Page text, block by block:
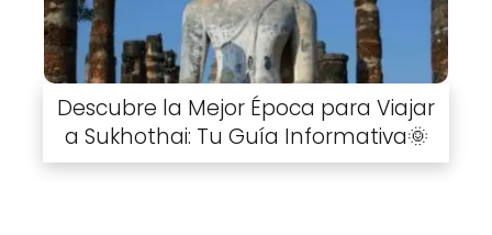
Descubre la Mejor Época para Viajar
a Sukhothai: Tu Guía Informativa🌞